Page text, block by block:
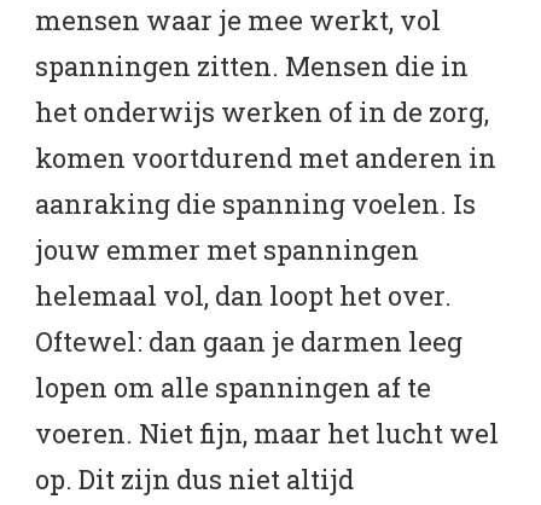
mensen waar je mee werkt, vol
spanningen zitten. Mensen die in
het onderwijs werken of in de zorg,
komen voortdurend met anderen in
aanraking die spanning voelen. Is
jouw emmer met spanningen
helemaal vol, dan loopt het over.
Oftewel: dan gaan je darmen leeg
lopen om alle spanningen af te
voeren. Niet fijn, maar het lucht wel
op. Dit zijn dus niet altijd